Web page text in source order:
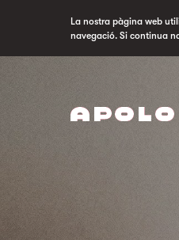
La nostra pàgina web
navegació. Si continua